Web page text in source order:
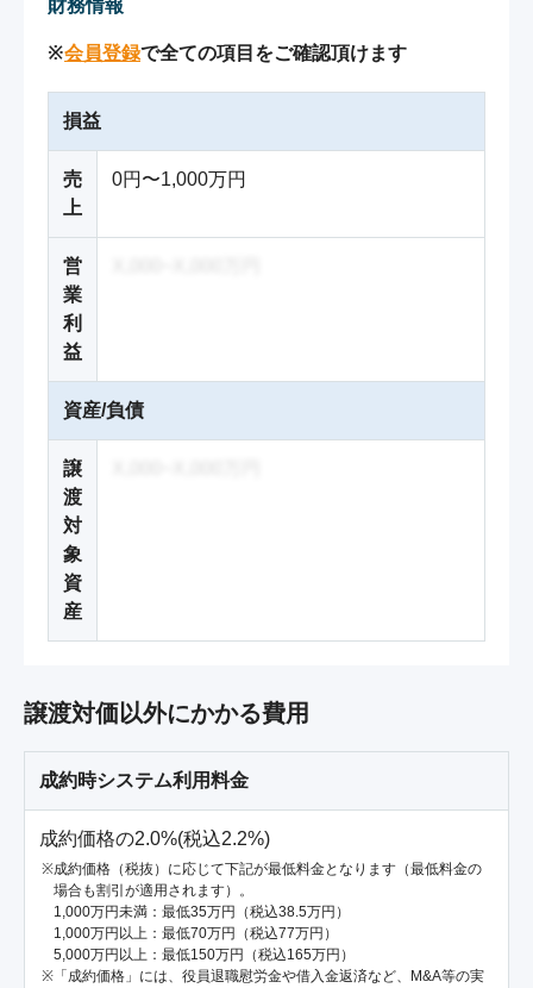
財務情報
※会員登録で全ての項目をご確認頂けます
損益
売
上
0円〜1,000万円
営
業
利
益
資産/負債
譲
渡
対
象
資
産
譲渡対価以外にかかる費用
成約時システム利用料金
成約価格の2.0%(税込2.2%)
成約価格（税抜）に応じて下記が最低料金となります（最低料金の
場合も割引が適用されます）。
1,000万円未満：最低35万円（税込38.5万円）
1,000万円以上：最低70万円（税込77万円）
5,000万円以上：最低150万円（税込165万円）
「成約価格」には、役員退職慰労金や借入金返済など、M&A等の実